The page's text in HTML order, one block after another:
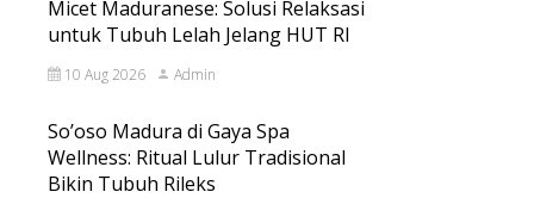
Micet Maduranese: Solusi Relaksasi
untuk Tubuh Lelah Jelang HUT RI
10 Aug 2026 Admin
So’oso Madura di Gaya Spa
Wellness: Ritual Lulur Tradisional
Bikin Tubuh Rileks